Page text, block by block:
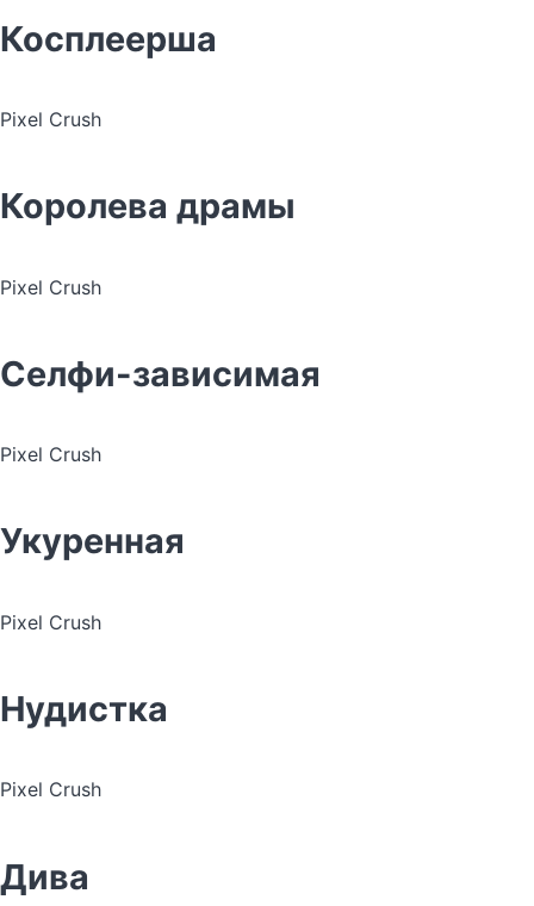
Косплеерша
Pixel Crush
Королева драмы
Pixel Crush
Селфи-зависимая
Pixel Crush
Укуренная
Pixel Crush
Нудистка
Pixel Crush
Дива